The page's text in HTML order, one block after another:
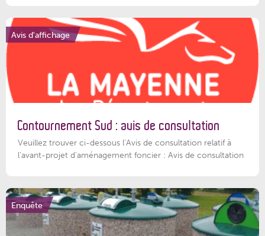
Avis d'affichage
Contournement Sud : avis de consultation
Veuillez trouver ci-dessous l’Avis de consultation relatif à
l'avant-projet d'aménagement foncier : Avis de consultation
Enquête